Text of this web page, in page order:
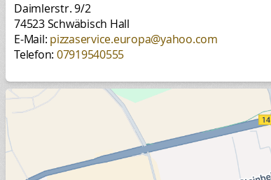
Daimlerstr. 9/2
74523 Schwäbisch Hall
E-Mail: pizzaservice.europa@yahoo.com
Telefon: 07919540555